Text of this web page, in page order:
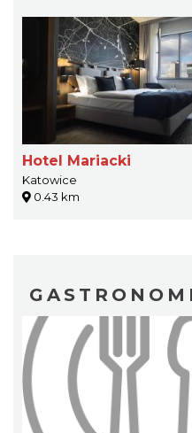
Hotel Mariacki
Katowice
0.43 km